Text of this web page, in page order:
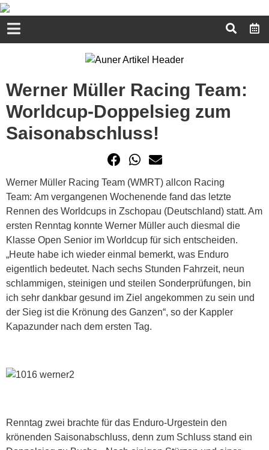
Werner Müller Racing Team:
Worldcup-Doppelsieg zum
Saisonabschluss!
Werner Müller Racing Team (WMRT) allcon Racing
Team: Am vergangenen Wochenende fand das letzte
Rennen des Worldcups in Zschopau (Deutschland) statt. Am
ersten Renntag konnte Werner Müller auch diesmal die
Klasse Open Senior im Worldcup für sich entscheiden.
„Heute habe ich wieder einmal bemerkt, was Enduro
eigentlich bedeutet. Nach sechs Stunden Fahrzeit, neun
schlammigen, steinigen und steilen Sonderprüfungen, bin
ich sehr dankbar gesund im Ziel angekommen zu sein und
der Sieg ist die Krönung des Ganzen“, so der Kappler
Kapazunder nach dem ersten Tag.
Renntag zwei brachte für das Enduro-Urgestein den
krönenden Saisonabschluss, denn zum Schluss stand ein